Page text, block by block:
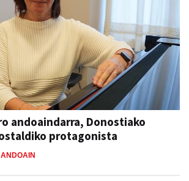
andoaindarra, Donostiako
protagonista
ANDOAIN